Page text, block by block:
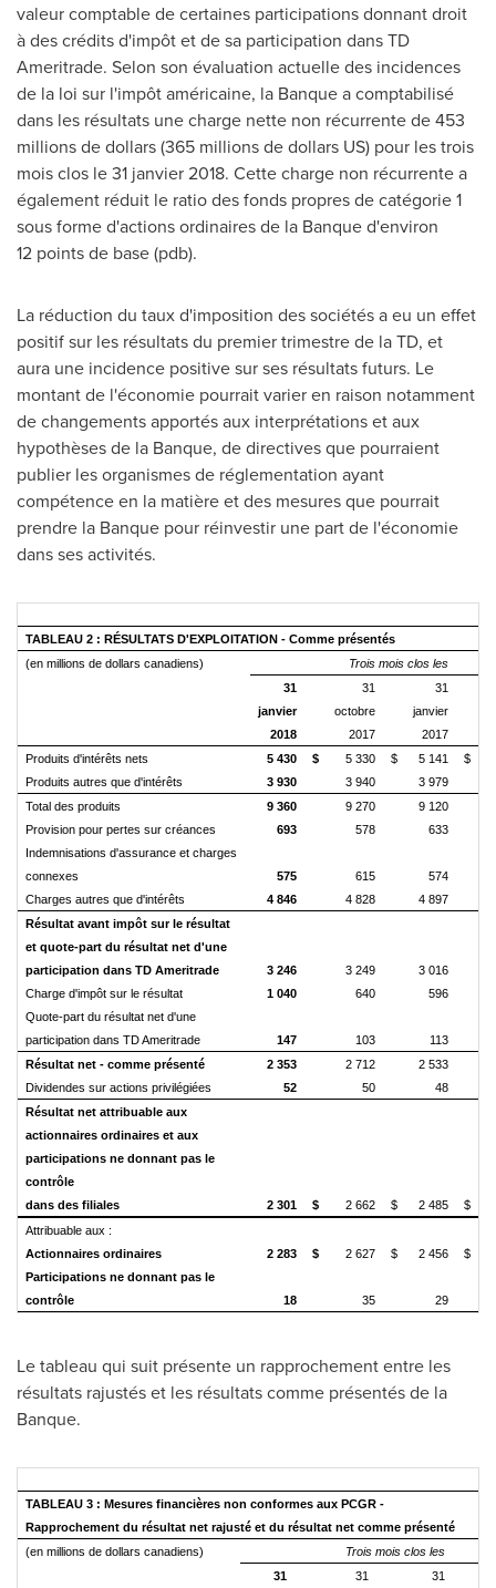
valeur comptable de certaines participations donnant droit
à des crédits d'impôt et de sa participation dans TD
Ameritrade. Selon son évaluation actuelle des incidences
de la loi sur l'impôt américaine, la Banque a comptabilisé
dans les résultats une charge nette non récurrente de 453
millions de dollars (365 millions de dollars US) pour les trois
mois clos le 31 janvier 2018. Cette charge non récurrente a
également réduit le ratio des fonds propres de catégorie 1
sous forme d'actions ordinaires de la Banque d'environ
12 points de base (pdb).
La réduction du taux d'imposition des sociétés a eu un effet
positif sur les résultats du premier trimestre de la TD, et
aura une incidence positive sur ses résultats futurs. Le
montant de l'économie pourrait varier en raison notamment
de changements apportés aux interprétations et aux
hypothèses de la Banque, de directives que pourraient
publier les organismes de réglementation ayant
compétence en la matière et des mesures que pourrait
prendre la Banque pour réinvestir une part de l'économie
dans ses activités.
TABLEAU 2 : RÉSULTATS D'EXPLOITATION - Comme présentés
(en millions de dollars canadiens)
Trois mois clos les
31
janvier
31
octobre
31
janvier
2018
2017
2017
Produits d'intérêts nets
5 430 $ 5 330 $ 5 141
$
Produits autres que d'intérêts
3 930 3 940
3 979
Total des produits
9 360 9 270
9 120
Provision pour pertes sur créances
693 578
633
Indemnisations d'assurance et charges
connexes
575 615
574
Charges autres que d'intérêts
4 846 4 828
4 897
Résultat avant impôt sur le résultat
et quote-part du résultat net d'une
participation dans TD Ameritrade
3 246 3 249
3 016
Charge d'impôt sur le résultat
1 040 640
596
Quote-part du résultat net d'une
participation dans TD Ameritrade
147 103
113
Résultat net - comme présenté
2 353 2 712
2 533
Dividendes sur actions privilégiées
52 50
48
Résultat net attribuable aux
actionnaires ordinaires et aux
participations ne donnant pas le
contrôle
dans des filiales
2 301 $ 2 662 $ 2 485
$
Attribuable aux :
Actionnaires ordinaires
2 283 $ 2 627 $ 2 456
$
Participations ne donnant pas le
contrôle
18 35 29
Le tableau qui suit présente un rapprochement entre les
résultats rajustés et les résultats comme présentés de la
Banque.
TABLEAU 3 : Mesures financières non conformes aux PCGR -
Rapprochement du résultat net rajusté et du résultat net comme présenté
(en millions de dollars canadiens)
Trois mois clos les
31
31
31